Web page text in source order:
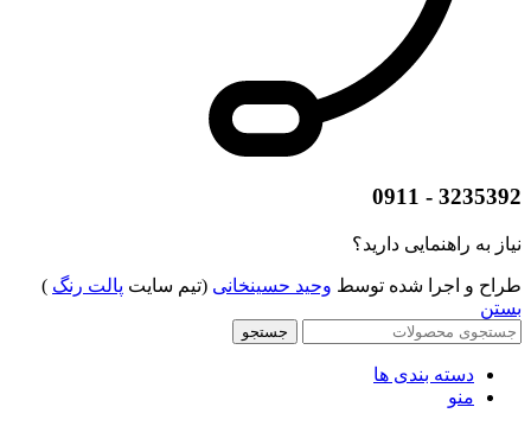
3235392 - 0911
نیاز به راهنمایی دارید؟
طراح و اجرا شده توسط وحید حسینخانی (تیم سایت پالت رنگ )
بستن
جستجو
دسته بندی ها
منو